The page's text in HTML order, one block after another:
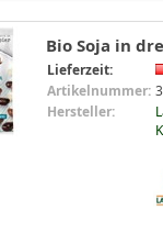
Bio Soja in
Lieferzeit:
Artikelnummer:
Hersteller: